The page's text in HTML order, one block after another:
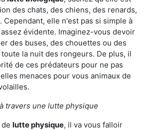
des chats, des chiens, des renards,
Cependant, elle n'est pas si simple à
évidente. Imaginez-vous devoir
des buses, des chouettes ou des
la nuit des rongeurs. De plus, il
de ces prédateurs pour ne pas
menaces pour vous animaux de
travers une lutte physique
lutte physique, il va vous falloir